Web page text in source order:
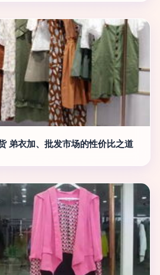
弟衣加、批发市场的性价比之道